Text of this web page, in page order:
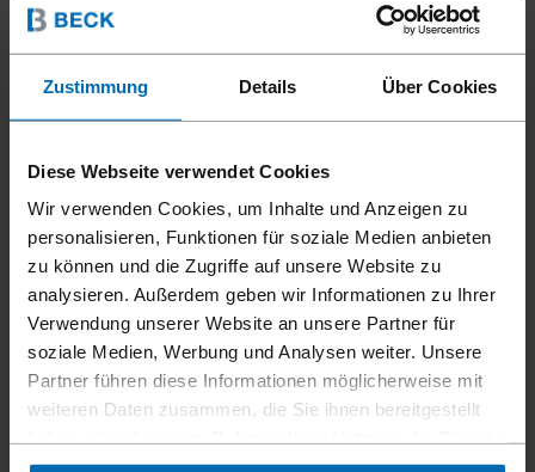
Zustimmung Details Über Cookies
Diese Webseite verwendet Cookies
Wir verwenden Cookies, um Inhalte und Anzeigen zu
personalisieren, Funktionen für soziale Medien anbieten
zu können und die Zugriffe auf unsere Website zu
analysieren. Außerdem geben wir Informationen zu Ihrer
Verwendung unserer Website an unsere Partner für
soziale Medien, Werbung und Analysen weiter. Unsere
Partner führen diese Informationen möglicherweise mit
weiteren Daten zusammen, die Sie ihnen bereitgestellt
gesammelt haben.
Befestigungsmittel///Klammern// /Verpa­ckungs­klammern
///Streifen­klammern
BECK 777